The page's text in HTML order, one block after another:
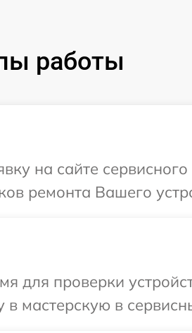
работы
на сайте
ремонта Вашего
для проверки
мастерскую в